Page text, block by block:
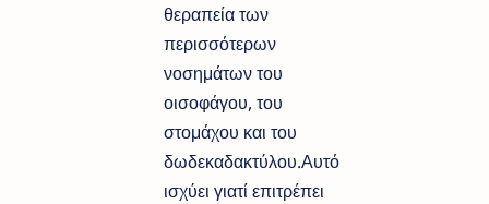
θεραπεία των
περισσότερων
νοσημάτων του
οισοφάγου, του
στομάχου και του
δωδεκαδακτύλου.Αυτό
ισχύει γιατί επιτρέπει